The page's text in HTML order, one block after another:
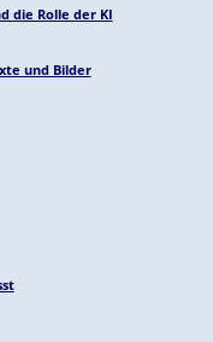
die Rolle der KI
und Bilder